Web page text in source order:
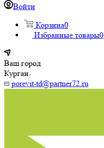
Войти
Корзина0
Избранные товары0
Ваш город
Курган
porevit-td@partner72.ru